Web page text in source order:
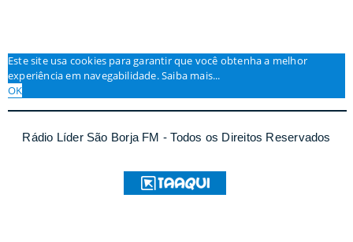
Este site usa cookies para garantir que você obtenha a melhor
experiência em navegabilidade.Saiba mais...
OK
Rádio Líder São Borja FM - Todos os Direitos Reservados